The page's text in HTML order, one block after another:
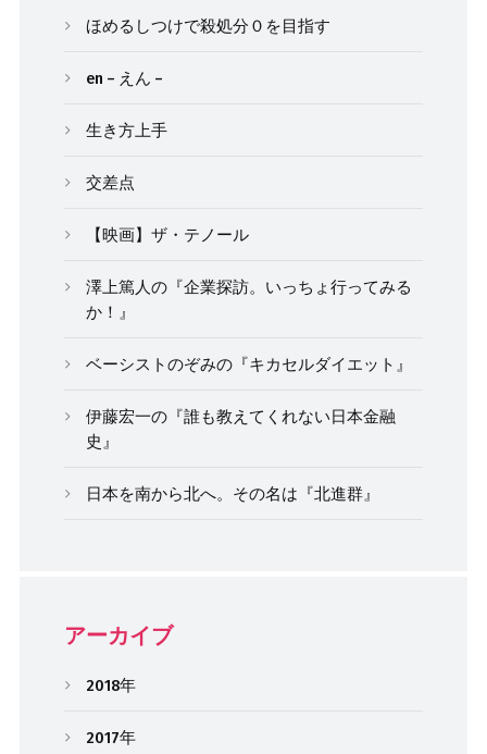
ほめるしつけで殺処分０を目指す
en – えん –
生き方上手
交差点
【映画】ザ・テノール
澤上篤人の『企業探訪。いっちょ行ってみる
か！』
ベーシストのぞみの『キカセルダイエット』
伊藤宏一の『誰も教えてくれない日本金融
史』
日本を南から北へ。その名は『北進群』
アーカイブ
2018年
2017年